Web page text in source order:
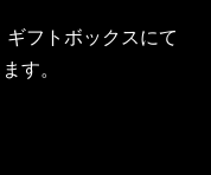
トボックスにて
す。